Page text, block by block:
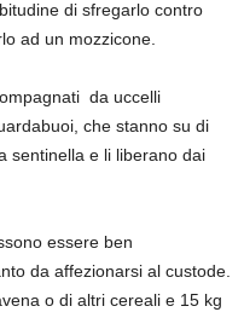
di sfregarlo contro
ad un mozzicone.
da uccelli
che stanno su di
sentinella e li liberano dai
essere ben
da affezionarsi al custode.
o di altri cereali e 15 kg